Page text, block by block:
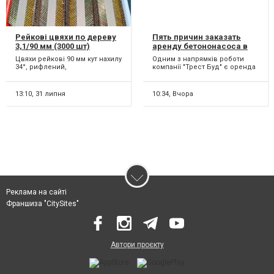
Рейкові цвяхи по дереву
3,1/90 мм (3000 шт)
Цвяхи рейкові 90 мм кут нахилу
34°, рифлений,
Характеристики: Назва: ре...
13:10, 31 липня
Пять причин заказать
аренду бетононасоса в
компании Трест Буд в
Ирпене
Одним з напрямків роботи
компанії "Трест Буд" є оренда
бетононасосів. В...
10:34, Вчора
Реклама на сайті
Франшиза "CitySites"
Автори проєкту